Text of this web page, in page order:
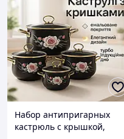
Набор антипригарных
кастрюль с крышкой,